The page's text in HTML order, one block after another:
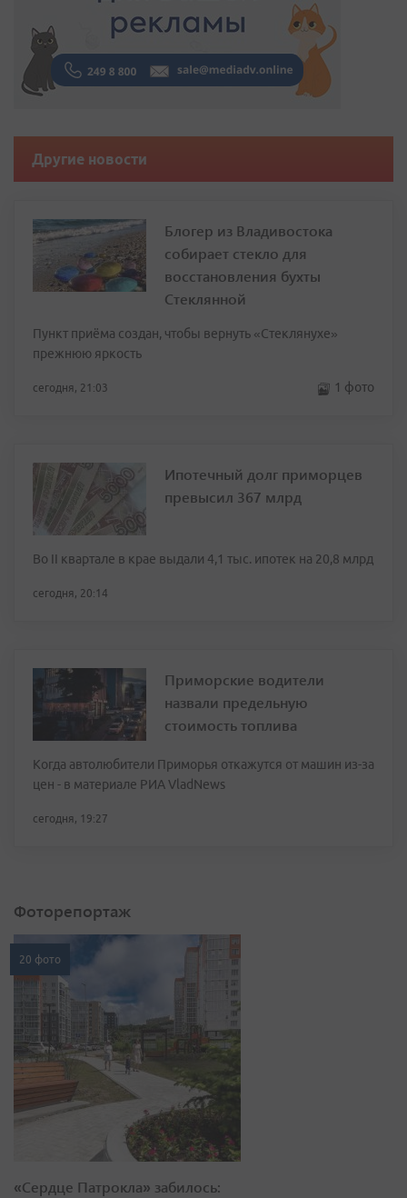
Другие новости
Блогер из Владивостока
собирает стекло для
восстановления бухты
Стеклянной
Пункт приёма создан, чтобы вернуть «Стеклянухе»
прежнюю яркость
сегодня, 21:03 1 фото
Ипотечный долг приморцев
превысил 367 млрд
Во II квартале в крае выдали 4,1 тыс. ипотек на 20,8 млрд
сегодня, 20:14
Приморские водители
назвали предельную
стоимость топлива
Когда автолюбители Приморья откажутся от машин из-за
цен - в материале РИА VladNews
сегодня, 19:27
Фоторепортаж
20 фото
«Сердце Патрокла» забилось: